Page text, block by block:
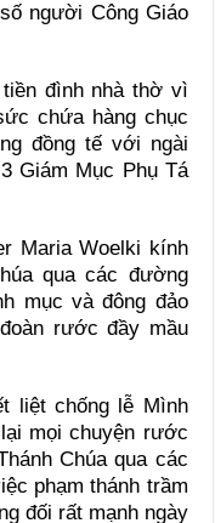
người Công Giáo
đình nhà thờ vì
chứa hàng chục
đồng tế với ngài
Giám Mục Phụ Tá
Maria Woelki kính
qua các đường
mục và đông đảo
rước đầy mầu
liệt chống lễ Mình
mọi chuyện rước
Chúa qua các
phạm thánh trầm
đối rất mạnh ngày